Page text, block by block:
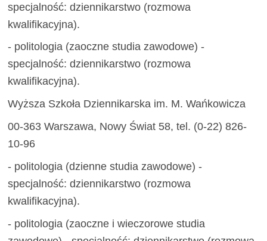
specjalność: dziennikarstwo (rozmowa
kwalifikacyjna).
- politologia (zaoczne studia zawodowe) -
specjalność: dziennikarstwo (rozmowa
kwalifikacyjna).
Wyższa Szkoła Dziennikarska im. M. Wańkowicza
00-363 Warszawa, Nowy Świat 58, tel. (0-22) 826-
10-96
- politologia (dzienne studia zawodowe) -
specjalność: dziennikarstwo (rozmowa
kwalifikacyjna).
- politologia (zaoczne i wieczorowe studia